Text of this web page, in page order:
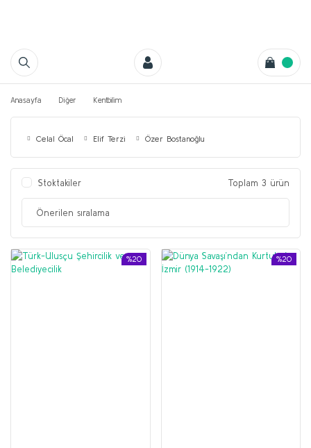
Anasayfa Diğer Kentbilim
Celal Öcal Elif Terzi Özer Bostanoğlu
Stoktakiler Toplam 3 ürün
%20 %20